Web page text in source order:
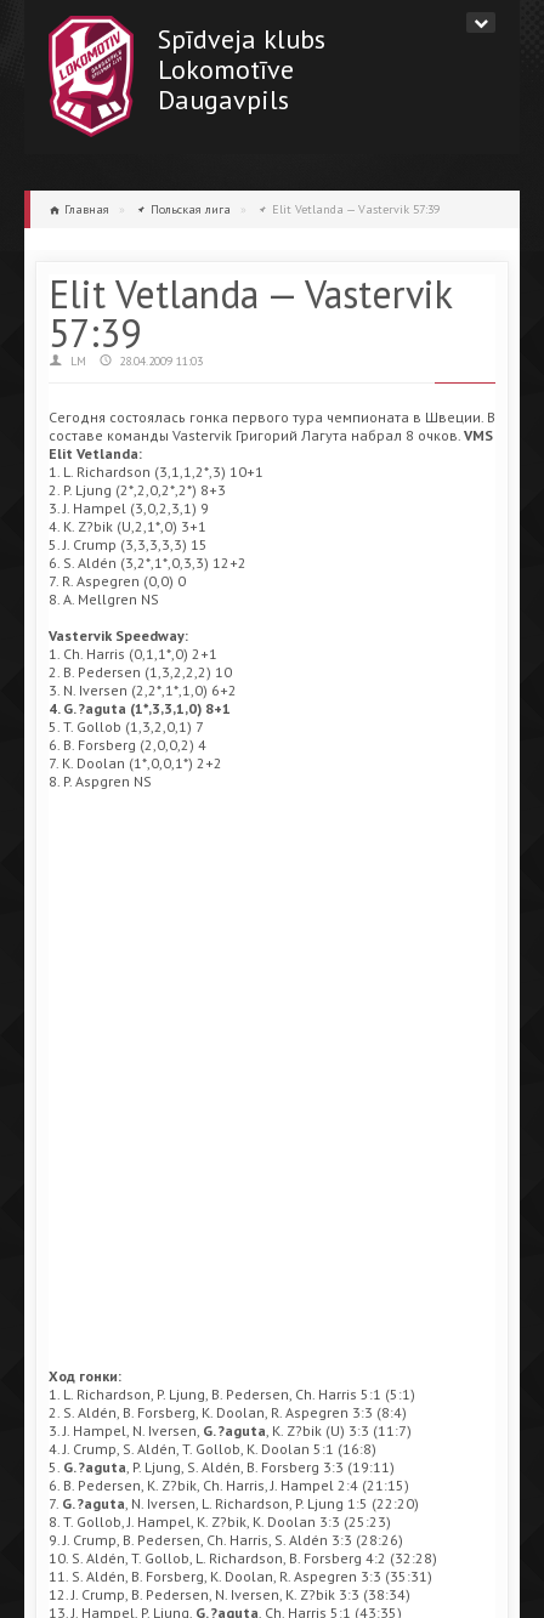
Spīdveja klubs
Lokomotīve
Daugavpils
Главная » Польская лига » Elit Vetlanda — Vastervik 57:39
Elit Vetlanda — Vastervik
57:39
LM 28.04.2009 11:03
Сегодня состоялась гонка первого тура чемпионата в Швеции. В
составе команды Vastervik Григорий Лагута набрал 8 очков. VMS
Elit Vetlanda:
1. L. Richardson (3,1,1,2*,3) 10+1
2. P. Ljung (2*,2,0,2*,2*) 8+3
3. J. Hampel (3,0,2,3,1) 9
4. K. Z?bik (U,2,1*,0) 3+1
5. J. Crump (3,3,3,3,3) 15
6. S. Aldén (3,2*,1*,0,3,3) 12+2
7. R. Aspegren (0,0) 0
8. A. Mellgren NS
Vastervik Speedway:
1. Ch. Harris (0,1,1*,0) 2+1
2. B. Pedersen (1,3,2,2,2) 10
3. N. Iversen (2,2*,1*,1,0) 6+2
4. G. ?aguta (1*,3,3,1,0) 8+1
5. T. Gollob (1,3,2,0,1) 7
6. B. Forsberg (2,0,0,2) 4
7. K. Doolan (1*,0,0,1*) 2+2
8. P. Aspgren NS
Ход гонки:
1. L. Richardson, P. Ljung, B. Pedersen, Ch. Harris 5:1 (5:1)
2. S. Aldén, B. Forsberg, K. Doolan, R. Aspegren 3:3 (8:4)
3. J. Hampel, N. Iversen, G. ?aguta , K. Z?bik (U) 3:3 (11:7)
4. J. Crump, S. Aldén, T. Gollob, K. Doolan 5:1 (16:8)
5. G. ?aguta , P. Ljung, S. Aldén, B. Forsberg 3:3 (19:11)
6. B. Pedersen, K. Z?bik, Ch. Harris, J. Hampel 2:4 (21:15)
7. G. ?aguta , N. Iversen, L. Richardson, P. Ljung 1:5 (22:20)
8. T. Gollob, J. Hampel, K. Z?bik, K. Doolan 3:3 (25:23)
9. J. Crump, B. Pedersen, Ch. Harris, S. Aldén 3:3 (28:26)
10. S. Aldén, T. Gollob, L. Richardson, B. Forsberg 4:2 (32:28)
11. S. Aldén, B. Forsberg, K. Doolan, R. Aspegren 3:3 (35:31)
12. J. Crump, B. Pedersen, N. Iversen, K. Z?bik 3:3 (38:34)
13. J. Hampel, P. Ljung, G. ?aguta , Ch. Harris 5:1 (43:35)